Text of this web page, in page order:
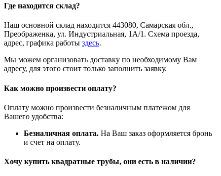
Где находится склад?
Наш основной склад находится 443080, Самарская обл.,
Преображенка, ул. Индустриальная, 1А/1. Схема проезда,
адрес, графика работы здесь.
Мы можем организовать доставку по необходимому Вам
адресу, для этого стоит только заполнить заявку.
Как можно произвести оплату?
Оплату можно произвести безналичным платежом для
Вашего удобства:
Безналичная оплата. На Ваш заказ оформляется бронь
и счет на оплату.
Хочу купить квадратные трубы, они есть в наличии?